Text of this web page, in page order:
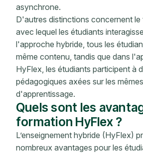
asynchrone.
D'autres distinctions concernent
avec lequel les étudiants
l'approche hybride, tous les
même contenu, tandis que dans
HyFlex, les étudiants participent à
pédagogiques axées sur les
d'apprentissage.
Quels sont les
formation HyFlex ?
L’enseignement hybride (HyFlex)
nombreux avantages pour les